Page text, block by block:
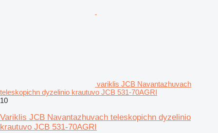
variklis JCB Navantazhuvach
teleskopichn dyzelinio krautuvo JCB 531-70AGRI
10
Variklis JCB Navantazhuvach teleskopichn dyzelinio
krautuvo JCB 531-70AGRI